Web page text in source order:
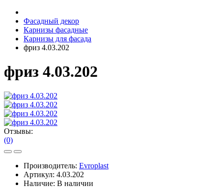
Фасадный декор
Карнизы фасадные
Карнизы для фасада
фриз 4.03.202
фриз 4.03.202
Отзывы:
(0)
Производитель: Evroplast
Артикул: 4.03.202
Наличие: В наличии